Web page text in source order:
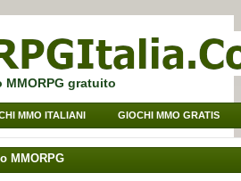
MMORPG gratuito
MMO ITALIANI GIOCHI MMO GRATIS
GIOCHI MMO PER BAMBINI
MMORPG